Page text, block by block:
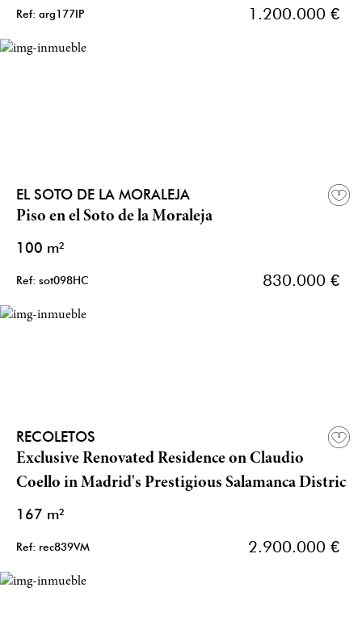
Ref: arg177IP 1.200.000 €
EL SOTO DE LA MORALEJA
Piso en el Soto de la Moraleja
100 m²
Ref: sot098HC 830.000 €
RECOLETOS
Exclusive Renovated Residence on Claudio
Coello in Madrid's Prestigious Salamanca Distric
167 m²
Ref: rec839VM 2.900.000 €